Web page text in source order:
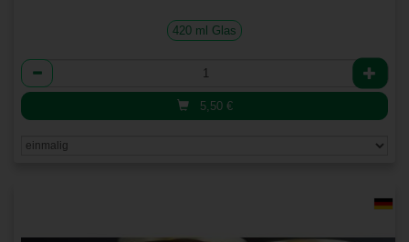
420 ml Glas
Anzahl
5,50 €